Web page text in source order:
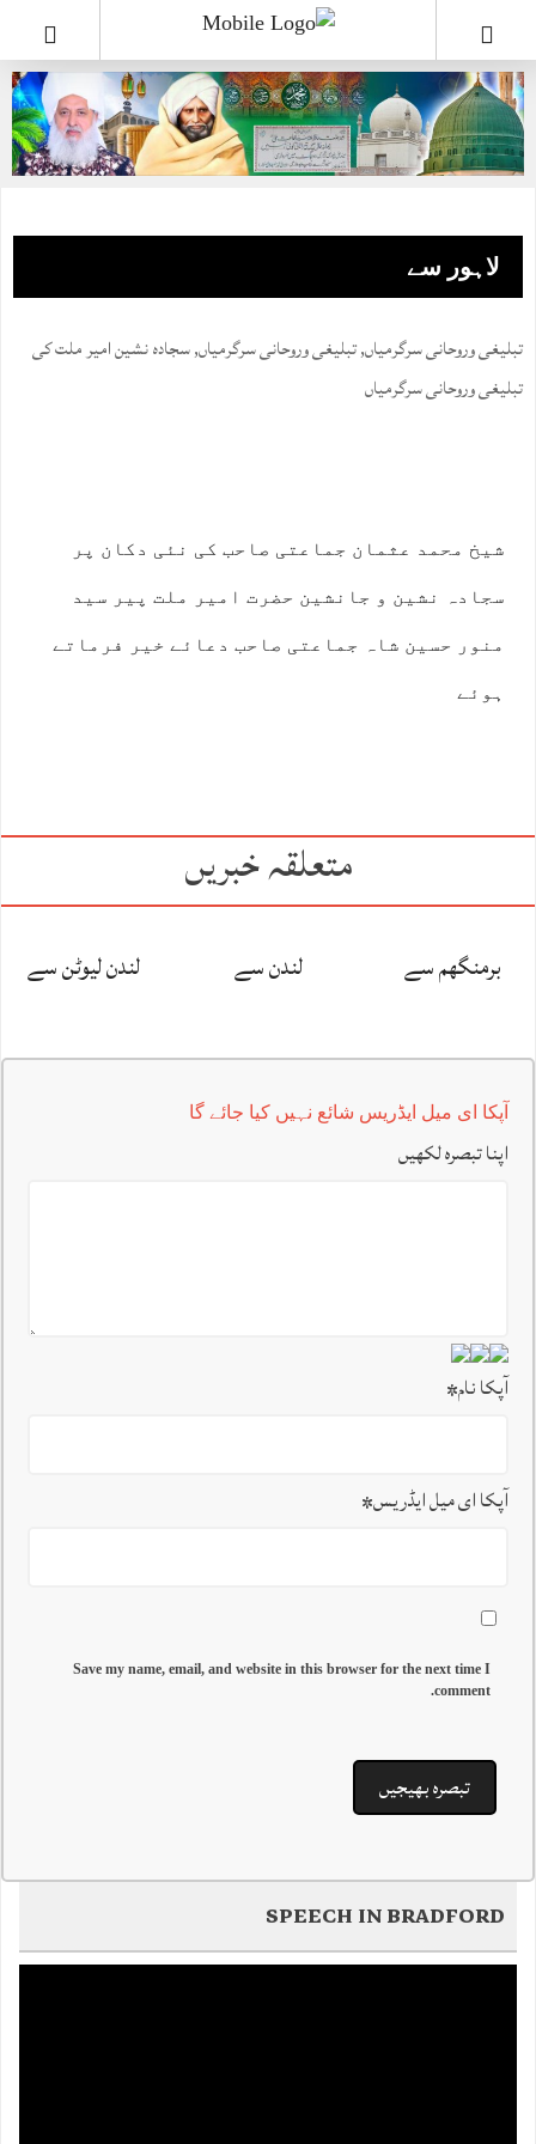
لاہور سے
تبلیغی وروحانی سرگرمیاں,تبلیغی وروحانی سرگرمیاں,سجادہ نشین امیر ملت کی
تبلیغی وروحانی سرگرمیاں
شیخ محمد عثمان جماعتی صاحب کی نئی دکان پر
سجادہ نشین و جانشین حضرت امیر ملت پیر سید
منور حسین شاہ جماعتی صاحب دعائے خیر فرماتے
ہوئے
متعلقہ خبریں
برمنگھم سے لندن سے لندن لیوٹن سے
آپکا ای میل ایڈریس شائع نہیں کیا جائے گا
اپنا تبصرہ لکھیں
آپکا نام*
آپکا ای میل ایڈریس*
Save my name, email, and website in this browser for the next time I
comment.
SPEECH IN BRADFORD